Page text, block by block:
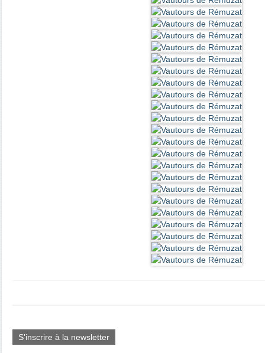
S'inscrire à la newsletter